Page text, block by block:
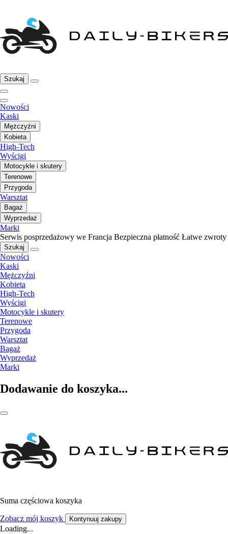
Szukaj
Nowości
Kaski
Mężczyźni
Kobieta
High-Tech
Wyścigi
Motocykle i skutery
Terenowe
Przygoda
Warsztat
Bagaż
Wyprzedaż
Marki
Serwis posprzedażowy we Francja Bezpieczna płatność Łatwe zwroty
Szukaj
Nowości
Kaski
Mężczyźni
Kobieta
High-Tech
Wyścigi
Motocykle i skutery
Terenowe
Przygoda
Warsztat
Bagaż
Wyprzedaż
Marki
Dodawanie do koszyka...
Suma częściowa koszyka
Zobacz mój koszyk Kontynuuj zakupy
Loading...